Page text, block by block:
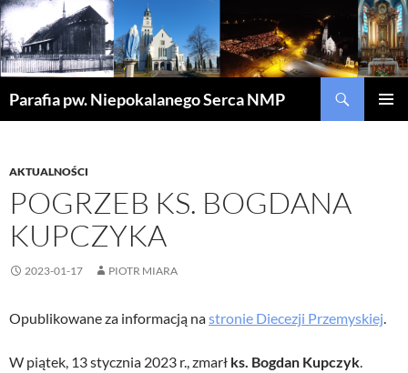
Parafia pw. Niepokalanego Serca NMP
AKTUALNOŚCI
POGRZEB KS. BOGDANA
KUPCZYKA
2023-01-17 PIOTR MIARA
Opublikowane za informacją nastronie Diecezji Przemyskiej.
W piątek, 13 stycznia 2023 r., zmarł ks. Bogdan Kupczyk.